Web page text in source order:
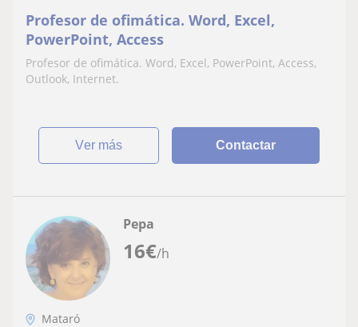
Profesor de ofimática. Word, Excel,
PowerPoint, Access
Profesor de ofimática. Word, Excel, PowerPoint, Access,
Outlook, Internet.
ver más Contactar
16€/h
Pepa
Mataró